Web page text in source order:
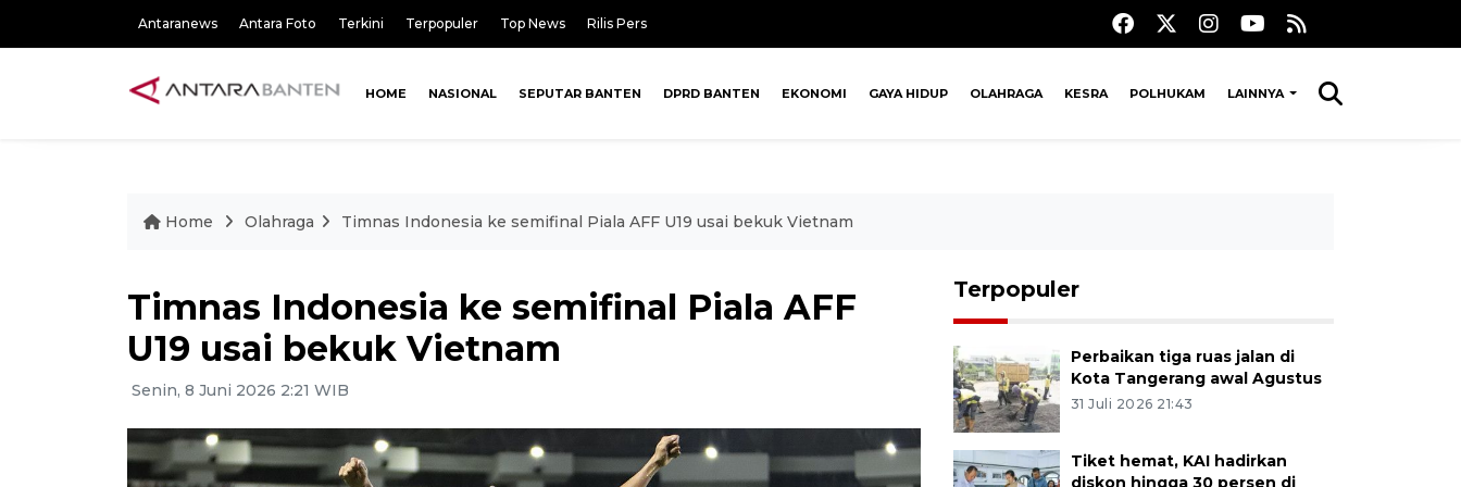
Antaranews Antara Foto Terkini Terpopuler Top News Rilis Pers
HOME NASIONAL SEPUTAR BANTEN DPRD BANTEN EKONOMI GAYA HIDUP OLAHRAGA KESRA POLHUKAM LAINNYA
Home Olahraga Timnas Indonesia ke semifinal Piala AFF U19 usai bekuk Vietnam
Timnas Indonesia ke semifinal Piala AFF
U19 usai bekuk Vietnam
Senin, 8 Juni 2026 2:21 WIB
Terpopuler
Perbaikan tiga ruas jalan di
Kota Tangerang awal Agustus
31 Juli 2026 21:43
Tiket hemat, KAI hadirkan
diskon hingga 30 persen di